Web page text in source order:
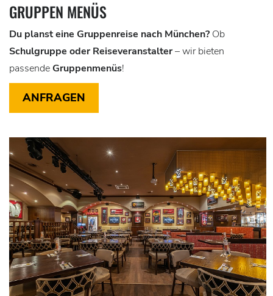
GRUPPEN MENÜS
Du planst eine Gruppenreise nach München? Ob
Schulgruppe oder Reiseveranstalter– wir bieten
passendeGruppenmenüs!
ANFRAGEN